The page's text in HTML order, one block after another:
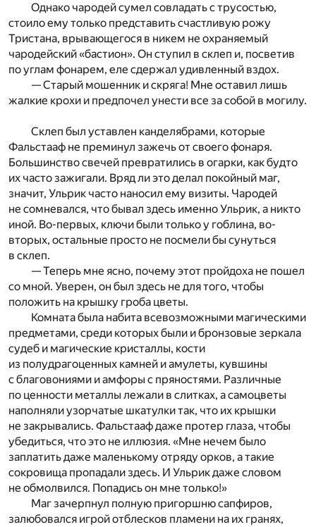
Однако чародей сумел совладать с трусостью,
стоило ему только представить счастливую рожу
Тристана, врывающегося в никем не охраняемый
чародейский «бастион». Он ступил в склеп и, посветив
по углам фонарем, еле сдержал удивленный вздох.
— Старый мошенник и скряга! Мне оставил лишь
жалкие крохи и предпочел унести все за собой в могилу.
Склеп был уставлен канделябрами, которые
Фальстааф не преминул зажечь от своего фонаря.
Большинство свечей превратились в огарки, как будто
их часто зажигали. Вряд ли это делал покойный маг,
значит, Ульрик часто наносил ему визиты. Чародей
не сомневался, что бывал здесь именно Ульрик, а никто
иной. Во-первых, ключи были только у гоблина, во-
вторых, остальные просто не посмели бы сунуться
в склеп.
— Теперь мне ясно, почему этот пройдоха не пошел
со мной. Уверен, он был здесь не для того, чтобы
положить на крышку гроба цветы.
Комната была набита всевозможными магическими
предметами, среди которых были и бронзовые зеркала
судеб и магические кристаллы, кости
из полудрагоценных камней и амулеты, кувшины
с благовониями и амфоры с пряностями. Различные
по ценности металлы лежали в слитках, а самоцветы
наполняли узорчатые шкатулки так, что их крышки
не закрывались. Фальстааф даже протер глаза, чтобы
убедиться, что это не иллюзия. «Мне нечем было
заплатить даже маленькому отряду орков, а такие
сокровища пропадали здесь. И Ульрик даже словом
не обмолвился. Попадись он мне только!»
Маг зачерпнул полную пригоршню сапфиров,
залюбовался игрой отблесков пламени на их гранях,